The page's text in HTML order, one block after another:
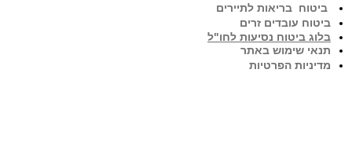
ביטוח בריאות לתיירים
ביטוח עובדים זרים
בלוג ביטוח נסיעות לחו"ל
תנאי שימוש באתר
מדיניות הפרטיות